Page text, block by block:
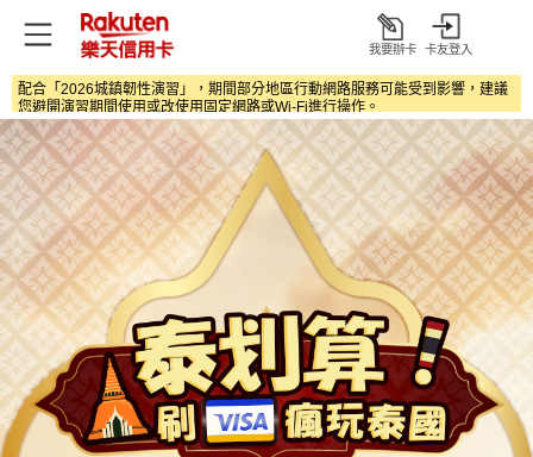
開
我要辦卡 卡友登入
配合「2026城鎮韌性演習」，期間部分地區行動網路服務可能受到影響，建議
您避開演習期間使用或改使用固定網路或Wi‑Fi進行操作。